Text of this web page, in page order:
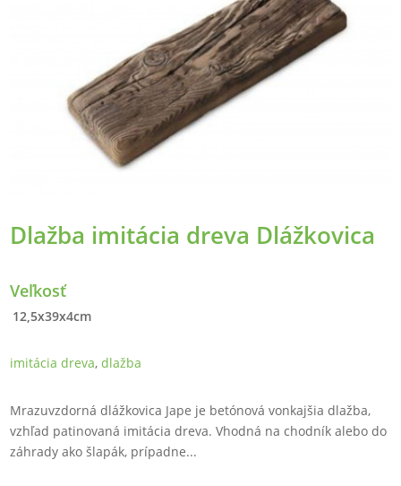
Dlažba imitácia dreva Dlážkovica
Veľkosť
12,5x39x4cm
imitácia dreva,dlažba
Mrazuvzdorná dlážkovica Jape je betónová vonkajšia dlažba,
vzhľad patinovaná imitácia dreva. Vhodná na chodník alebo do
záhrady ako šlapák, prípadne...